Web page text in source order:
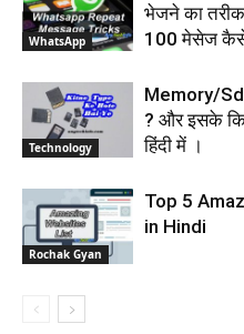
WhatsApp
भेजने का
100 मेसेज
Technology
Memory/Sd
? और इसके
हिंदी में ।
Rochak Gyan
Top 5
in Hindi